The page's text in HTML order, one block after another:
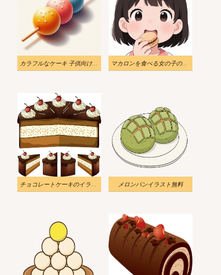
カラフルなケーキ 子供向けイラスト 2 マカロンを食べる女の子のイラスト無料
チョコレートケーキのイラスト メロンパンイラスト無料